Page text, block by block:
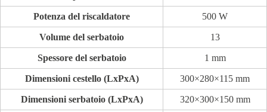
Potenza del riscaldatore 500 W
Volume del serbatoio 13
Spessore del serbatoio 1 mm
Dimensioni cestello (LxPxA) 300×280×115 mm
Dimensioni serbatoio (LxPxA) 320×300×150 mm